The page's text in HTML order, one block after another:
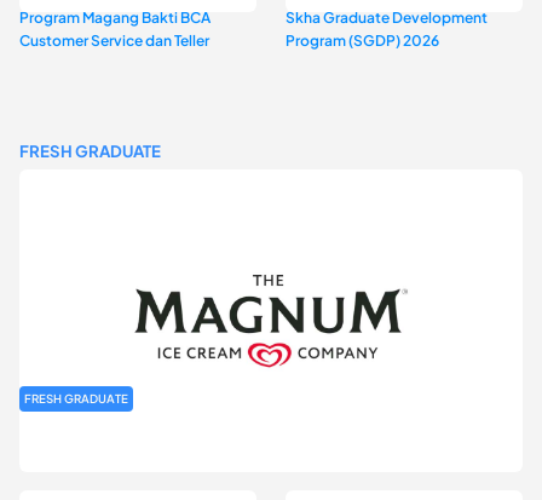
Program Magang Bakti BCA
Customer Service dan Teller
Skha Graduate Development
Program (SGDP) 2026
FRESH GRADUATE
FRESH GRADUATE